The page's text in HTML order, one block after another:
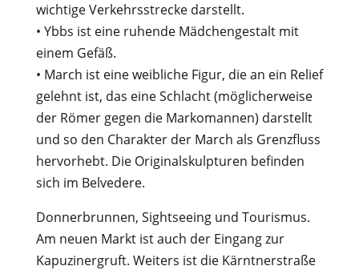
wichtige Verkehrsstrecke darstellt.
• Ybbs ist eine ruhende Mädchengestalt mit
einem Gefäß.
• March ist eine weibliche Figur, die an ein Relief
gelehnt ist, das eine Schlacht (möglicherweise
der Römer gegen die Markomannen) darstellt
und so den Charakter der March als Grenzfluss
hervorhebt. Die Originalskulpturen befinden
sich im Belvedere.
Donnerbrunnen, Sightseeing und Tourismus.
Am neuen Markt ist auch der Eingang zur
Kapuzinergruft. Weiters ist die Kärntnerstraße